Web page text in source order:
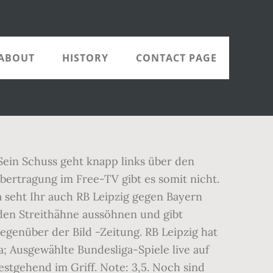
HISTORY CONTACT PAGE
ebenfalls zuschauen. Alle Rechte vorbehalten. | Die Bayern lauern natürlich auf den entscheidenden Konter, wirklich viel Druck macht die Mannschaft von Hansi Flick im Spiel nach vorne aber nicht mehr. Bayern München ist die 31. deutsche Meisterschaft wohl nicht mehr zu nehmen. Es wird spannend zu sehen sein, wie die Münchner darauf reagieren. | Die Leipziger beginnen forsch, setzen den FCB früh unter Druck. 45.+2. | Zwei Kabelbinder halten die Masche der Nation nun notdürftig zusammen, dann gibt Daniel Siebert die Partie frei. 25. Der Drehschuss des Kameruners geht allerdings knapp rechts am Tor von Gulacsi vorbei. | Tooooooor! Coman steckt vom linken Sechzehnereck zum kurzen Pfosten auf Müller durch, der ist aber einen Schritt zu langsam und kann die Kugel nur noch ins Toraus befördern. Ging bei Leipzigs Sturmlauf auf den Ausgleich etwas unter. Die Sachsen dagegen müssen sich wohl mit Platz 2 begnügen, am Ende kann sich die Mannschaft von Julian Nagelsmann aber lediglich in der Chancenverwertung etwas vorwerfen. Note: 4,5. Jetzt den kostenlosen Probemonat von DAZN sichern und zahlreiche Bundesligaspiele live in voller Länge sehen! Mukiele setzt sich auf der rechten Außenbahn gegen Hernandez durch und sucht Haidara am langen Pfosten. Zwei Partien wurden verloren, vier Spiele endeten remis. RB Leipzig führt derzeit die Bundesliga vor dem FC Bayern München an. DAZN kostet Euch lediglich 11,99 Euro im Monat oder 119,99 Euro mit dem Jahresabonnement. Dementsprechend muss Video-Assistent Benjamin Brand noch nicht eingreifen. Hol Dir jetzt Deinen Gratismonat. 20. FAZIT: In den 24 Pflichtspielen ohne Lewandowski ging der FC Bayern 18-mal als Sieger hervor. LEON GORETZKA: Befindet sich in überragender Form, wies eine starke Passquote auf und erzielte sein 5. Heißt: Gewinnen die Leipziger, dürfte es im Schlussspurt der Saison noch mal richtig spannend werden. Hernandez ersetzt den ebenfalls gesperrten Davies auf der Linksverteidiger-Position. JAMAL MUSIALA: Kam zusammen mit Gnabry, für ihn verließ Goretzka das Feld. Mit guten Distanzschüssen prüfte er Neuer gleich mehrfach. | Erster Aufreger im Strafraum der Bayern! 65. und hatte kaum Ballaktionen, dann aber mit der starken Vorlage zum 1:0. MARCEL SABITZER: Lange konnte der Österreicher dem Spiel seinen Stempel nicht aufdrücken (hatte kaum den Ball), ehe er nach dem Seitenwechsel aufdrehte. Vor dem Rückstand gegen Müller allerdings viel zu passiv. Sogar Gulacsi hatte mehr Ballaktionen als der Schwede (19). Leipzig kommt gegen die sonst so anfällige Münchner Defensive nicht durch. Der Bezahlsender hält die exklusiven Übertragungsrechte an allen Samstagsspielen um der Bundesliga um 15.30 U